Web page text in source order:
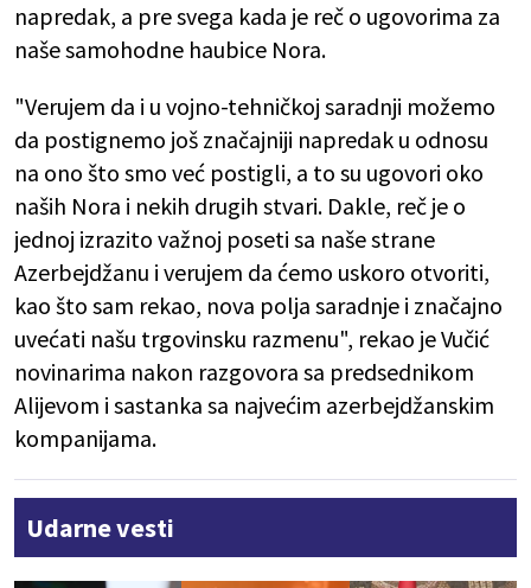
napredak, a pre svega kada je reč o ugovorima za
naše samohodne haubice Nora.
"Verujem da i u vojno-tehničkoj saradnji možemo
da postignemo još značajniji napredak u odnosu
na ono što smo već postigli, a to su ugovori oko
naših Nora i nekih drugih stvari. Dakle, reč je o
jednoj izrazito važnoj poseti sa naše strane
Azerbejdžanu i verujem da ćemo uskoro otvoriti,
kao što sam rekao, nova polja saradnje i značajno
uvećati našu trgovinsku razmenu", rekao je Vučić
novinarima nakon razgovora sa predsednikom
Alijevom i sastanka sa najvećim azerbejdžanskim
kompanijama.
Udarne vesti